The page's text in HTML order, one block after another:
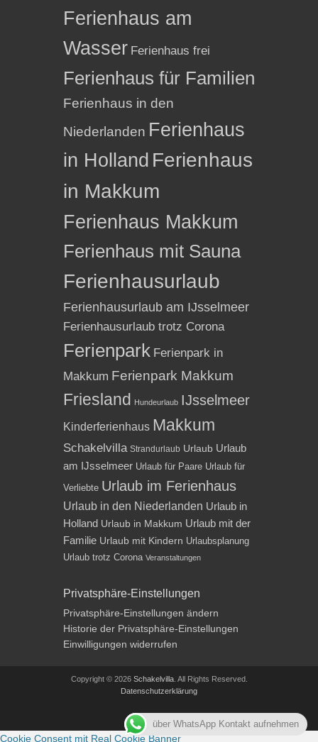
Ferienhaus am
Wasser Ferienhaus frei
Ferienhaus für Familien
Ferienhaus in den
Niederlanden Ferienhaus
in Holland Ferienhaus
in Makkum
Ferienhaus Makkum
Ferienhaus mit Sauna
Ferienhausurlaub
Ferienhausurlaub am IJsselmeer
Ferienhausurlaub trotz Corona
Ferienpark Ferienpark in
Makkum Ferienpark Makkum
Friesland Hundeurlaub IJsselmeer
Kinderferienhaus Makkum
Schakelvilla Strandurlaub Urlaub Urlaub
am IJsselmeer Urlaub für Paare Urlaub für
Verliebte Urlaub im Ferienhaus
Urlaub in den Niederlanden Urlaub in
Holland Urlaub in Makkum Urlaub mit der
Familie Urlaub mit Kindern Urlaubsplanung
Urlaub trotz Corona Veranstaltungen
Privatsphäre-Einstellungen
Privatsphäre-Einstellungen ändern
Historie der Privatsphäre-Einstellungen
Einwilligungen widerrufen
Copyright © 2026 Schakelvilla. All Rights Reserved.
Datenschutzerklärung
Impressum
über WhatsApp Kontakt aufnehmen
Cookie Consent mit Real Cookie Banner